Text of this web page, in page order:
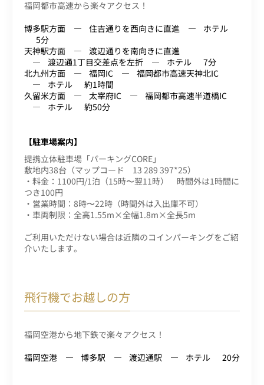
福岡都市高速から楽々アクセス！
博多駅方面
住吉通りを西向きに直進
ホテル
5分
天神駅方面
渡辺通りを南向きに直進
渡辺通1丁目交差点を左折
ホテル
7分
北九州方面
福岡IC
福岡都市高速天神北IC
ホテル
約1時間
久留米方面
太宰府IC
福岡都市高速半道橋IC
ホテル
約50分
【駐車場案内】
提携立体駐車場「パーキングCORE」
敷地内38台（マップコード 13 289 397*25）
・料金：1100円/1泊（15時〜翌11時） 時間外は1時間に
つき100円
・営業時間：8時〜22時（時間外は入出庫不可）
・車両制限：全高1.55m×全幅1.8m×全長5m
ご利用いただけない場合は近隣のコインパーキングをご紹
介いたします。
飛行機でお越しの方
福岡空港から地下鉄で楽々アクセス！
福岡空港
博多駅 渡辺通駅 ホテル 20分